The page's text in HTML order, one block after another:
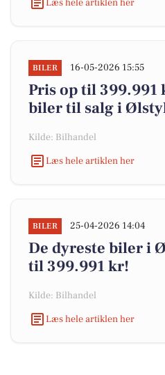
BILER 16-05-2026 15:55
Pris op til 399.991
biler til salg i
Kilde: Bilhandel
Læs hele artiklen her
BILER 25-04-2026 14:04
De dyreste biler i
til 399.991 kr!
Kilde: Bilhandel
Læs hele artiklen her